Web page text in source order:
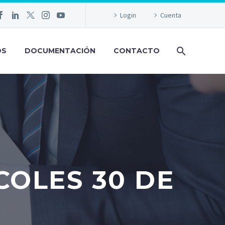
Login Cuenta
DOCUMENTACIÓN CONTACTO
30 DE